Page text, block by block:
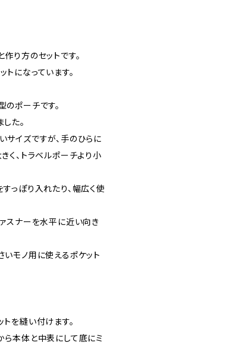
り方のセットです。
になっています。
ポーチです。
た。
イズですが、手のひらに
く、トラベルポーチより小
っぽり入れたり、幅広く使
スナーを水平に近い向き
モノ用に使えるポケット
を縫い付けます。
ら本体と中表にして底にミ